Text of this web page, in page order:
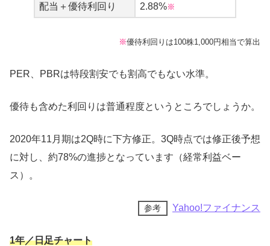
配当＋優待利回り 2.88%※
※優待利回りは100株1,000円相当で算出
PER、PBRは特段割安でも割高でもない水準。
優待も含めた利回りは普通程度というところでしょうか。
2020年11月期は2Q時に下方修正。3Q時点では修正後予想
に対し、約78%の進捗となっています（経常利益ベー
ス）。
参考 Yahoo!ファイナンス
1年／日足チャート